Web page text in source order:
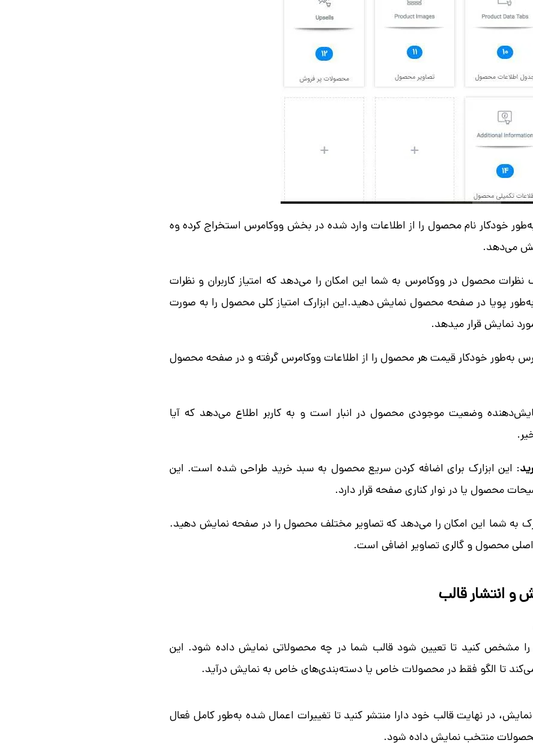
خودکار نام محصول را از اطلاعات وارد شده در بخش ووکامرس استخراج کرده وه
می‌دهد.
نظرات محصول در ووکامرس به شما این امکان را می‌دهد که امتیاز کاربران و نظرات
پویا در صفحه محصول نمایش دهید.این ابزارک امتیاز کلی محصول را به صورت
به‌طور خودکار قیمت هر محصول را از اطلاعات ووکامرس گرفته و در صفحه محصول
وضعیت موجودی محصول در انبار است و به کاربر اطلاع می‌دهد که آیا
: این ابزارک برای اضافه کردن سریع محصول به سبد خرید طراحی شده است. این
محصول یا در نوار کناری صفحه قرار دارد.
به شما این امکان را می‌دهد که تصاویر مختلف محصول را در صفحه نمایش دهید.
محصول و گالری تصاویر اضافی است.
و انتشار قالب
را مشخص کنید تا تعیین شود قالب شما در چه محصولاتی نمایش داده شود. این
تا الگو فقط در محصولات خاص یا دسته‌بندی‌های خاص به نمایش درآید.
در نهایت قالب خود دارا منتشر کنید تا تغییرات اعمال شده به‌طور کامل فعال
منتخب نمایش داده شود.